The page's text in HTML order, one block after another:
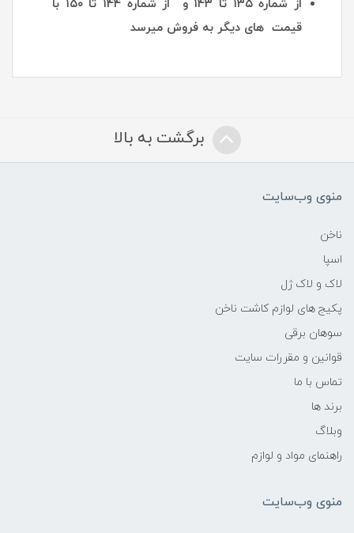
از شماره ۱۳۵ تا ۱۴۳ و از شماره ۱۴۴ تا ۱۵۰ با
قیمت های دیگر به فروش میرسد
برگشت به بالا
منوی وب‌سایت
ناخن
اسپا
لاک و لاک ژل
پکیج های لوازم کاشت ناخن
سوهان برقی
قوانین و مقررات سایت
تماس با ما
برند ها
وبلاگ
راهنمای مواد و لوازم
منوی وب‌سایت